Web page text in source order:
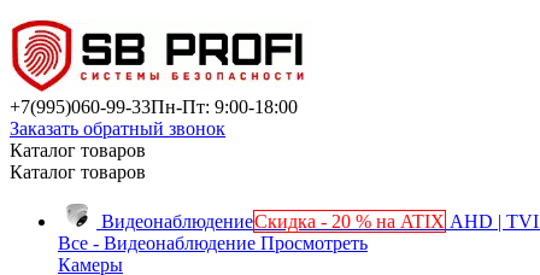
+7(995)060-99-33Пн-Пт: 9:00-18:00
Заказать обратный звонок
Каталог товаров
Каталог товаров
ВидеонаблюдениеСкидка - 20 % на ATIX AHD |
Все - Видеонаблюдение Просмотреть
Камеры